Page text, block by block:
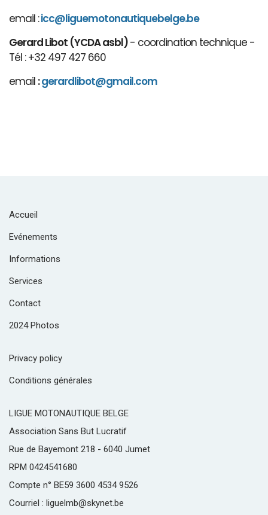
email :icc@liguemotonautiquebelge.be
Gerard Libot (YCDA asbl)- coordination technique -
Tél : +32 497 427 660
email :gerardlibot@gmail.com
Accueil
Evénements
Informations
Services
Contact
2024 Photos
Privacy policy
Conditions générales
LIGUE MOTONAUTIQUE BELGE
Association Sans But Lucratif
Rue de Bayemont 218 - 6040 Jumet
RPM 0424541680
Compte n° BE59 3600 4534 9526
Courriel : liguelmb@skynet.be